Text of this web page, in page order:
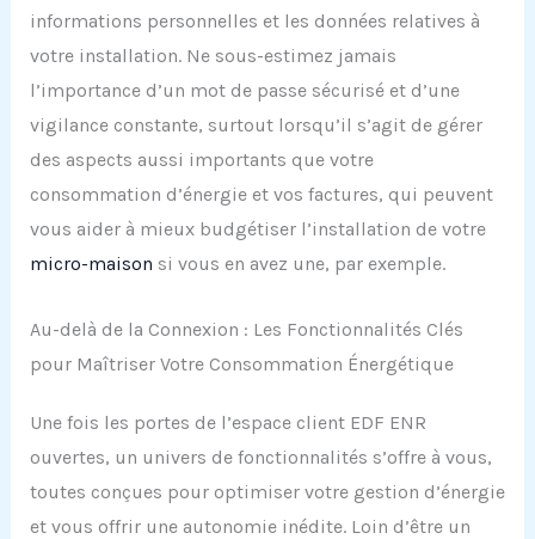
informations personnelles et les données relatives à
votre installation. Ne sous-estimez jamais
l’importance d’un mot de passe sécurisé et d’une
vigilance constante, surtout lorsqu’il s’agit de gérer
des aspects aussi importants que votre
consommation d’énergie et vos factures, qui peuvent
vous aider à mieux budgétiser l’installation de votre
micro-maison si vous en avez une, par exemple.
Au-delà de la Connexion : Les Fonctionnalités Clés
pour Maîtriser Votre Consommation Énergétique
Une fois les portes de l’espace client EDF ENR
ouvertes, un univers de fonctionnalités s’offre à vous,
toutes conçues pour optimiser votre gestion d’énergie
et vous offrir une autonomie inédite. Loin d’être un